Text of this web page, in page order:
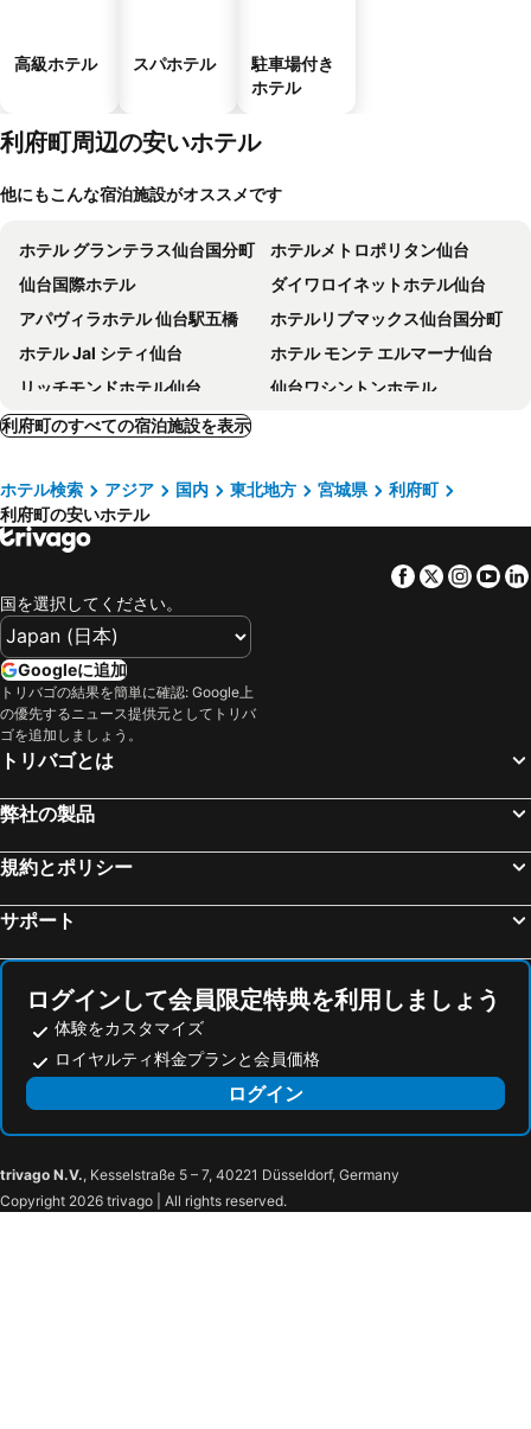
高級ホテル スパホテル
駐車場付き
ホテル
利府町周辺の安いホテル
他にもこんな宿泊施設がオススメです
ホテル グランテラス仙台国分町
ホテルメトロポリタン仙台
仙台国際ホテル
ダイワロイネットホテル仙台
アパヴィラホテル 仙台駅五橋
ホテルリブマックス仙台国分町
ホテル Jal シティ仙台
ホテル モンテ エルマーナ仙台
リッチモンドホテル仙台
仙台ワシントンホテル
アパホテル〈Tkp仙台駅北〉
ホテルメトロポリタン仙台イースト
ホテルリブマックス仙台広瀬通
天然温泉 海神ノ湯 ドーミーインExpress仙台シーサイド
ホテルモントレ仙台
ホテルビスタ仙台
ホテル定禅寺
ホテルクラウンヒルズ仙台青葉通り
ホテルメイフラワー仙台
ザ・ワンファイブ仙台
KOKO HOTEL 仙台駅前 South
天然温泉 青葉の湯 ドーミーイン仙台 Annex
ホテルグランバッハ仙台
ホテル グリーン パレス
天然温泉 萩の湯 ドーミーイン仙台駅前
Capsule Hotel Topos Sendai Station Nishiguchi
ホテル グリーン マーク
コンフォートホテル仙台西口
KOKO HOTEL 仙台勾当台公園
リッチモンドホテルプレミア仙台駅前
江陽グランドホテル
ホテルプレミアムグリーンプラス
ホテルルートイン多賀城駅東
Hotel Route Inn Rifu
HOTEL Miz
Ｔａｂｉｓｔ ホテル塩釜&松島
ホテルグランドパレス塩釜
Smile Hotel Shiogama - Vacation STAY 84733v
Smile Hotel Shiogama - Vacation STAY 84466v
利府町のすべての宿泊施設を表示
ホテル検索 アジア 国内 東北地方 宮城県
利府町
利府町の安いホテル
Facebook
Twitter
国を選択してください。
Googleに追加
トリバゴの結果を簡単に確認: Google上
の優先するニュース提供元としてトリバ
ゴを追加しましょう。
トリバゴとは
弊社の製品
規約とポリシー
サポート
ログインして会員限定特典を利用しましょう
体験をカスタマイズ
ロイヤルティ料金プランと会員価格
ログイン
trivago N.V., Kesselstraße 5 – 7, 40221 Düsseldorf, Germany
Copyright 2026 trivago | All rights reserved.